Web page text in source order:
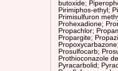
butoxide;
Pirimiphos-ethyl;
Primisulfuron
Prohexadione;
Propachlor;
Propargite;
Propoxycarbazone
Prosulfocarb;
Prothioconazole
Pyracarbolid;